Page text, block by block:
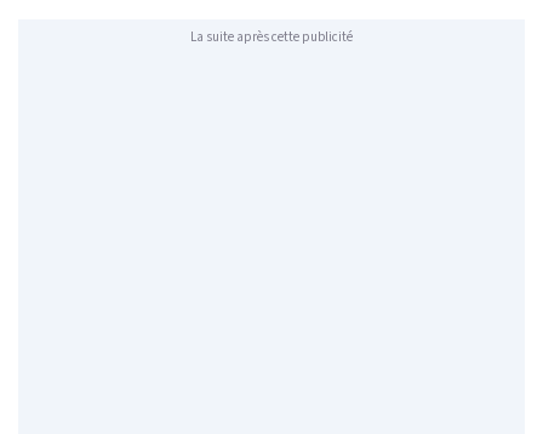
La suite après cette publicité